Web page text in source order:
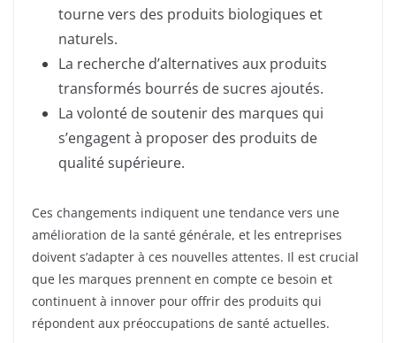
tourne vers des produits biologiques et
naturels.
La recherche d’alternatives aux produits
transformés bourrés de sucres ajoutés.
La volonté de soutenir des marques qui
s’engagent à proposer des produits de
qualité supérieure.
Ces changements indiquent une tendance vers une
amélioration de la santé générale, et les entreprises
doivent s’adapter à ces nouvelles attentes. Il est crucial
que les marques prennent en compte ce besoin et
continuent à innover pour offrir des produits qui
répondent aux préoccupations de santé actuelles.